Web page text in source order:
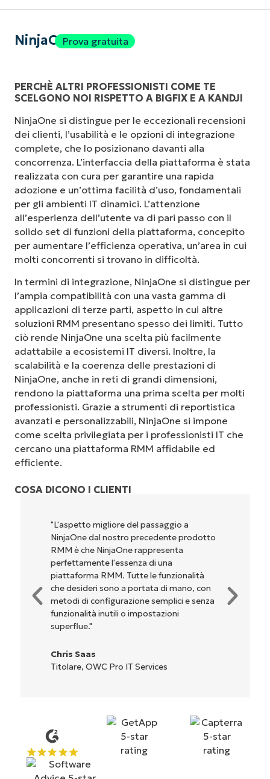
NinjaOneProva gratuita
PERCHÈ ALTRI PROFESSIONISTI COME TE
SCELGONO NOI RISPETTO A BIGFIX E A KANDJI
NinjaOne si distingue per le eccezionali recensioni
dei clienti, l’usabilità e le opzioni di integrazione
complete, che lo posizionano davanti alla
concorrenza. L’interfaccia della piattaforma è stata
realizzata con cura per garantire una rapida
adozione e un’ottima facilità d’uso, fondamentali
per gli ambienti IT dinamici. L’attenzione
all’esperienza dell’utente va di pari passo con il
solido set di funzioni della piattaforma, concepito
per aumentare l’efficienza operativa, un’area in cui
molti concorrenti si trovano in difficoltà.
In termini di integrazione, NinjaOne si distingue per
l’ampia compatibilità con una vasta gamma di
applicazioni di terze parti, aspetto in cui altre
soluzioni RMM presentano spesso dei limiti. Tutto
ciò rende NinjaOne una scelta più facilmente
adattabile a ecosistemi IT diversi. Inoltre, la
scalabilità e la coerenza delle prestazioni di
NinjaOne, anche in reti di grandi dimensioni,
rendono la piattaforma una prima scelta per molti
professionisti. Grazie a strumenti di reportistica
avanzati e personalizzabili, NinjaOne si impone
come scelta privilegiata per i professionisti IT che
cercano una piattaforma RMM affidabile ed
efficiente.
COSA DICONO I CLIENTI
con
e senza
"NinjaOne è incredibilmente facile da
perché unisce un’interfaccia fluida a
potenti funzionalità di back-end. La
configurazione e la gestione
dell'interfaccia non sono affatto
complicate. Tutte le opzioni e gli
sono indicati chiaramente e sono
l'interfaccia è davvero facile da usare."